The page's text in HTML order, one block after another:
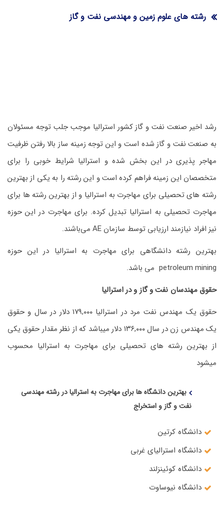
رشته های علوم زمین و مهندسی نفت و گاز
رشد اخیر صنعت نفت و گاز کشور استرالیا موجب جلب توجه مسئولان
به صنعت نفت و گاز شده است و این توجه زمینه ساز بالا رفتن ظرفیت
مهاجر پذیری در این بخش شده و استرالیا شرایط خوبی را برای
متخصصان این زمینه فراهم کرده است و این رشته را به یکی از بهترین
رشته های تحصیلی برای مهاجرت به استرالیا و از بهترین رشته ها برای
مهاجرت تحصیلی به استرالیا تبدیل کرده. برای مهاجرت در این حوزه
نیز افراد نیازمند ارزیابی توسط سازمان AE می‌باشند.
بهترین رشته دانشگاهی برای مهاجرت به استرالیا در این حوزه
petroleum mining می باشد.
حقوق مهندسان نفت و گاز و در استرالیا
حقوق یک مهندس نفت مرد در استرالیا ۱۷۹,۰۰۰ دلار در سال و حقوق
یک مهندس زن در سال ۱۳۶,۰۰۰ دلار میباشد که از نظر مقدار حقوق یکی
از بهترین رشته های تحصیلی برای مهاجرت به استرالیا محسوب
میشود
بهترین دانشگاه ها برای مهاجرت به استرالیا در رشته مهندسی
نفت و گاز و استخراج
دانشگاه کرتین
دانشگاه استرالیای غربی
دانشگاه کوئینزلند
دانشگاه نیوساوت